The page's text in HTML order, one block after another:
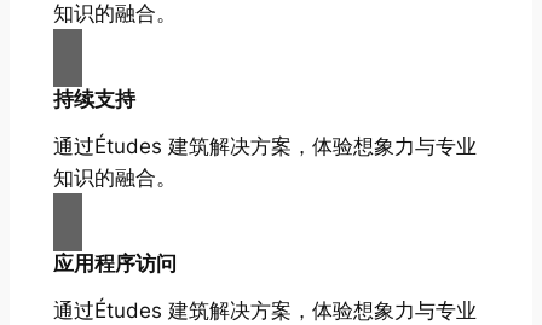
知识的融合。
持续支持
通过Études 建筑解决方案，体验想象力与专业
知识的融合。
应用程序访问
通过Études 建筑解决方案，体验想象力与专业